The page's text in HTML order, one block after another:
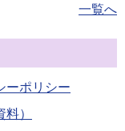
一覧へ
ーポリシー
）